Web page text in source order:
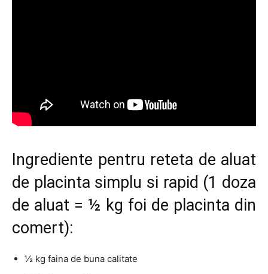
Ingrediente pentru reteta de aluat
de placinta simplu si rapid (1 doza
de aluat = ½ kg foi de placinta din
comert):
½ kg faina de buna calitate